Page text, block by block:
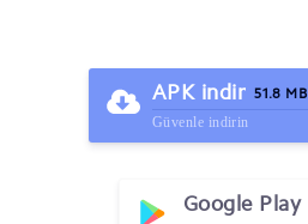
APK indir 51.8 MB
Güvenle indirin
Google Play